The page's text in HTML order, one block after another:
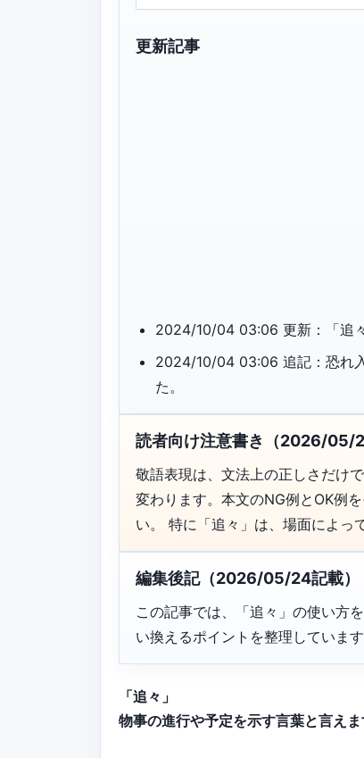
更新記事
2024/10/04 03:06 更新：「追
2024/10/04 03:06 追記：恐れ
た。
読者向け注意書き（2026/05/
敬語表現は、文法上の正しさだけ
変わります。本文のNG例とOK例
い。 特に「追々」は、場面によっ
編集後記（2026/05/24記載）
この記事では、「追々」の使い方
い換えるポイントを整理しています
「追々」
物事の進行や予定を示す言葉と言えま